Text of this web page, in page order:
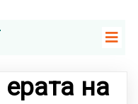
на